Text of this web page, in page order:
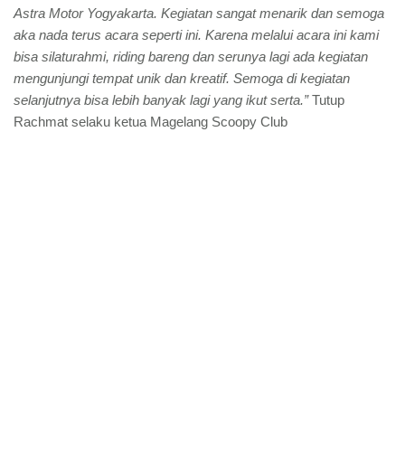
Astra Motor Yogyakarta. Kegiatan sangat menarik dan semoga
aka nada terus acara seperti ini. Karena melalui acara ini kami
bisa silaturahmi, riding bareng dan serunya lagi ada kegiatan
mengunjungi tempat unik dan kreatif. Semoga di kegiatan
selanjutnya bisa lebih banyak lagi yang ikut serta.”Tutup
Rachmat selaku ketua Magelang Scoopy Club